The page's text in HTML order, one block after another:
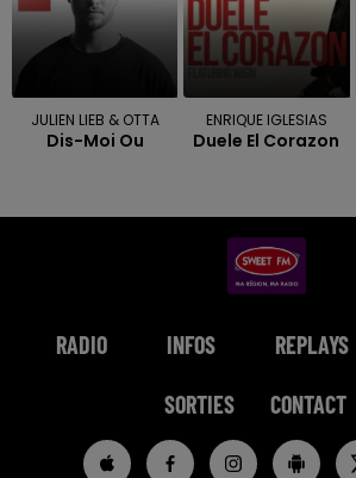
JULIEN LIEB & OTTA
Dis-Moi Ou
ENRIQUE IGLESIAS
Duele El Corazon
RADIO INFOS REPLAYS
SORTIES CONTACT